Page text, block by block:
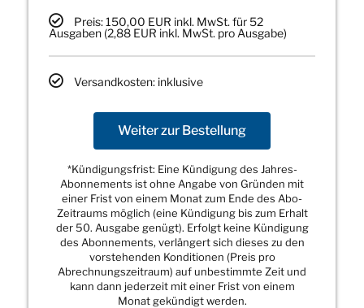
Preis: 150,00 EUR inkl. MwSt. für 52
Ausgaben (2,88 EUR inkl. MwSt. pro Ausgabe)
Versandkosten: inklusive
Weiter zur Bestellung
*Kündigungsfrist: Eine Kündigung des Jahres-
Abonnements ist ohne Angabe von Gründen mit
einer Frist von einem Monat zum Ende des Abo-
Zeitraums möglich (eine Kündigung bis zum Erhalt
der 50. Ausgabe genügt). Erfolgt keine Kündigung
des Abonnements, verlängert sich dieses zu den
vorstehenden Konditionen (Preis pro
Abrechnungszeitraum) auf unbestimmte Zeit und
kann dann jederzeit mit einer Frist von einem
Monat gekündigt werden.